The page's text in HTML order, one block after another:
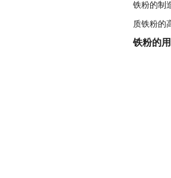
铁粉的制
质铁粉的
铁粉的